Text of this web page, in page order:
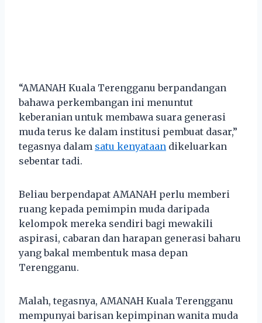
“AMANAH Kuala Terengganu berpandangan
bahawa perkembangan ini menuntut
keberanian untuk membawa suara generasi
muda terus ke dalam institusi pembuat dasar,”
tegasnya dalam satu kenyataan dikeluarkan
sebentar tadi.
Beliau berpendapat AMANAH perlu memberi
ruang kepada pemimpin muda daripada
kelompok mereka sendiri bagi mewakili
aspirasi, cabaran dan harapan generasi baharu
yang bakal membentuk masa depan
Terengganu.
Malah, tegasnya, AMANAH Kuala Terengganu
mempunyai barisan kepimpinan wanita muda